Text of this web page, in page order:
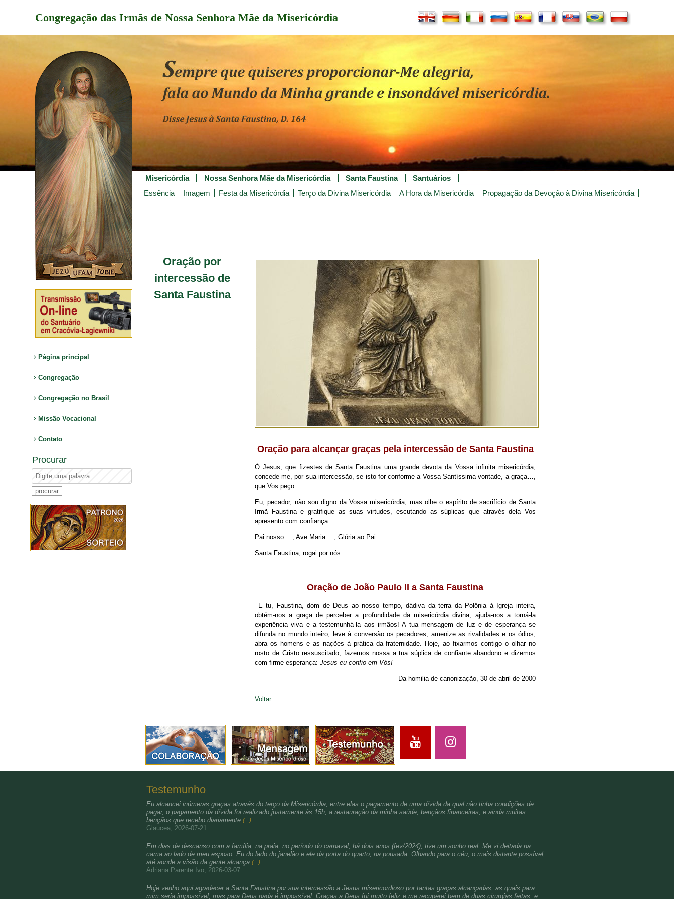
Congregação das Irmãs de Nossa Senhora Mãe da Misericórdia
Página principal
Congregação
Congregação no Brasil
Missão Vocacional
Contato
Procurar
Misericórdia Nossa Senhora Mãe da Misericórdia Santa Faustina
Santuários
Essência
Imagem Festa da Misericórdia Terço da Divina Misericórdia A Hora da Misericórdia Propagação da Devoção à Divina Misericórdia
Oração por
intercessão de
Santa Faustina
Oração para alcançar graças pela intercessão de Santa Faustina
Ó Jesus, que fizestes de Santa Faustina uma grande devota da Vossa infinita misericórdia,
concede-me, por sua intercessão, se isto for conforme a Vossa Santíssima vontade, a graça…,
que Vos peço.
Eu, pecador, não sou digno da Vossa misericórdia, mas olhe o espírito de sacrifício de Santa
Irmã Faustina e gratifique as suas virtudes, escutando as súplicas que através dela Vos
apresento com confiança.
Pai nosso… , Ave Maria… , Glória ao Pai…
Santa Faustina, rogai por nós.
Oração de João Paulo II a Santa Faustina
E tu, Faustina, dom de Deus ao nosso tempo, dádiva da terra da Polônia à Igreja inteira,
obtém-nos a graça de perceber a profundidade da misericórdia divina, ajuda-nos a torná-la
experiência viva e a testemunhá-la aos irmãos! A tua mensagem de luz e de esperança se
difunda no mundo inteiro, leve à conversão os pecadores, amenize as rivalidades e os ódios,
abra os homens e as nações à prática da fraternidade. Hoje, ao fixarmos contigo o olhar no
rosto de Cristo ressuscitado, fazemos nossa a tua súplica de confiante abandono e dizemos
com firme esperança: Jesus eu confio em Vós!
Da homilia de canonização, 30 de abril de 2000
Voltar
Testemunho
Eu alcancei inúmeras graças através do terço da Misericórdia, entre elas o pagamento de uma dívida da qual não tinha condições de
pagar, o pagamento da dívida foi realizado justamente às 15h, a restauração da minha saúde, bençãos financeiras, e ainda muitas
bençãos que recebo diariamente (...)
Glaucea, 2026-07-21
Em dias de descanso com a família, na praia, no período do carnaval, há dois anos (fev/2024), tive um sonho real. Me vi deitada na
cama ao lado de meu esposo. Eu do lado do janelão e ele da porta do quarto, na pousada. Olhando para o céu, o mais distante possível,
até aonde a visão da gente alcança (...)
Adriana Parente Ivo, 2026-03-07
Hoje venho aqui agradecer a Santa Faustina por sua intercessão a Jesus misericordioso por tantas graças alcançadas, as quais para
mim seria impossível, mas para Deus nada é impossível. Graças a Deus fui muito feliz e me recuperei bem de duas cirurgias feitas, e